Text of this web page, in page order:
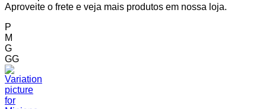
Aproveite o frete e veja mais produtos em nossa loja.
P
M
G
GG